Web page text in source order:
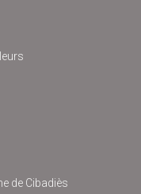
de Cibadiès